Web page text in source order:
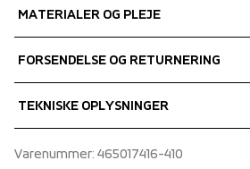
MATERIALER OG PLEJE
Shell fabric 1
FORSENDELSE OG RETURNERING
over 450 DKK.
TEKNISKE OPLYSNINGER
Short inset sleeve
Varenummer: 465017416-410